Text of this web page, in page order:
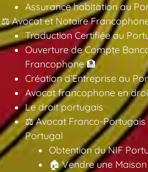
Assurance habitation au
⚖️ Avocat et Notaire
Traduction Certifiée au
Ouverture de Compte
Francophone 🏦
Création d’Entreprise au
Avocat francophone en
Le droit portugais
⚖️ Avocat Franco-Portugais
Portugal
Obtention du NIF
🏠 Vendre une